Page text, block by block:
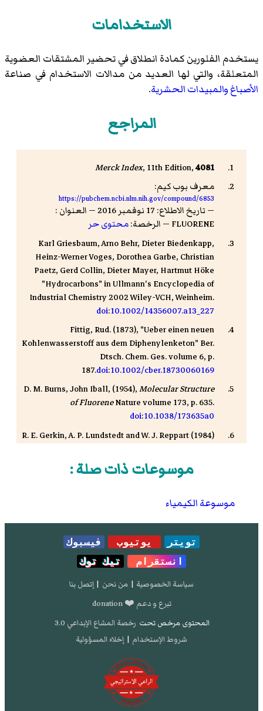
الاستخدامات
يستخدم الفلورين كمادة انطلاق في تحضير المشتقات العضوية
المتعلقة، والتي لها العديد من مدالات الاستخدام في صناعة
الأصباغوالمبيدات الحشرية.
المراجع
Merck Index, 11th Edition,4081
معرف بوب كيم:
https://pubchem.ncbi.nlm.nih.gov/compound/6853
— تاريخ الاطلاع: 17 نوفمبر 2016 — العنوان :
FLUORENE — الرخصة:
محتوى حر
Karl Griesbaum, Arno Behr, Dieter Biedenkapp,
Heinz-Werner Voges, Dorothea Garbe, Christian
Paetz, Gerd Collin, Dieter Mayer, Hartmut Höke
"Hydrocarbons" in Ullmann's Encyclopedia of
Industrial Chemistry 2002 Wiley-VCH, Weinheim.
doi:10.1002/14356007.a13_227
Fittig, Rud. (1873), "Ueber einen neuen
Kohlenwasserstoff aus dem Diphenylenketon" Ber.
Dtsch. Chem. Ges. volume 6, p.
187.doi:10.1002/cber.18730060169
D. M. Burns, John Iball, (1954),Molecular Structure
of FluoreneNature volume 173, p. 635.
doi:10.1038/173635a0
R. E. Gerkin, A. P. Lundstedt and W. J. Reppart (1984)
Crystallographica, volume C40, pp. 1892–1894
doi:10.1107/S0108270184009963
موسوعات ذات صلة :
موسوعة الكيمياء
تويتر يوتيوب
فيسبوك
انستقرام
تيك توك
سياسة الخصوصية | من نحن | إتصل بنا
تبرع و دعم ❤️ donation
المحتوى مرخص تحت رخصة المشاع الإبداعي 3.0
شروط الإستخدام | إخلاء المسؤولية